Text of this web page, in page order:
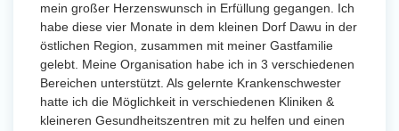
mein großer Herzenswunsch in Erfüllung gegangen. Ich
habe diese vier Monate in dem kleinen Dorf Dawu in der
östlichen Region, zusammen mit meiner Gastfamilie
gelebt. Meine Organisation habe ich in 3 verschiedenen
Bereichen unterstützt. Als gelernte Krankenschwester
hatte ich die Möglichkeit in verschiedenen Kliniken &
kleineren Gesundheitszentren mit zu helfen und einen